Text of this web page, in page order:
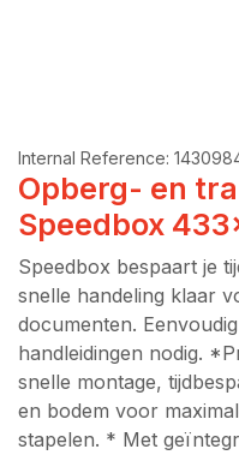
Internal Reference:
Opberg- en
Speedbox
Speedbox bespaart je
snelle handeling klaar
documenten.
handleidingen nodig.
snelle montage,
en bodem voor
stapelen. * Met